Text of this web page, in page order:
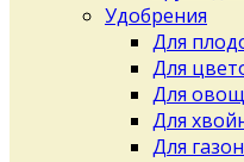
Удобрения
Для
Для
Для
Для
Для